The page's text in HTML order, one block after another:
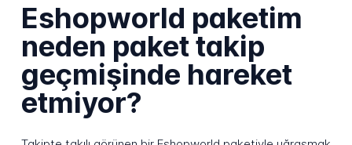
Eshopworld paketim
neden paket takip
geçmişinde hareket
etmiyor?